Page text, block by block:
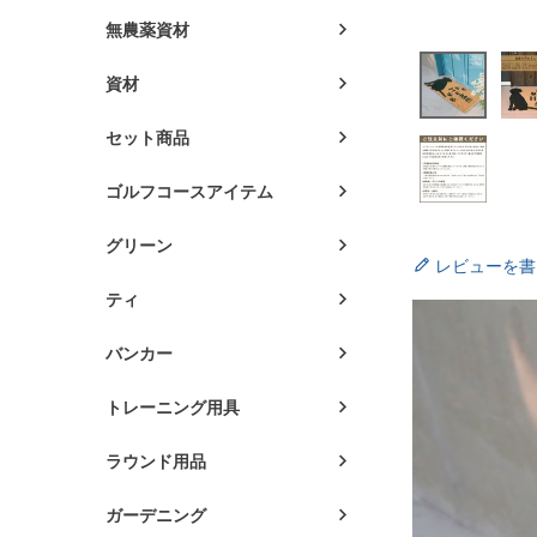
無農薬資材
資材
セット商品
ゴルフコースアイテム
グリーン
ティ
バンカー
トレーニング用具
ラウンド用品
ガーデニング
レビューを